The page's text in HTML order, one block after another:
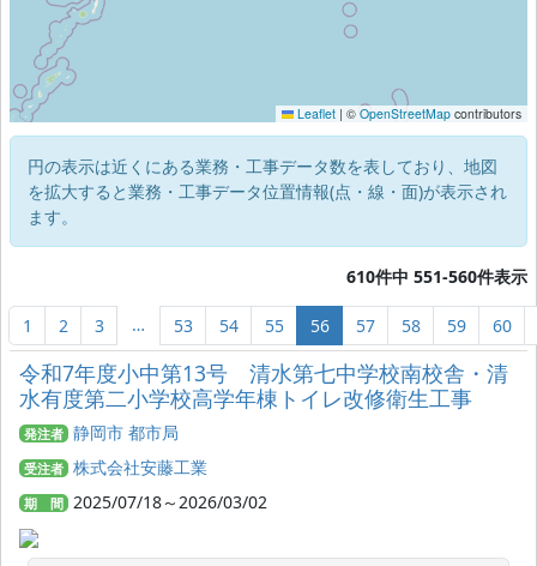
Leaflet | © OpenStreetMap contributors
円の表示は近くにある業務・工事データ数を表しており、地図
を拡大すると業務・工事データ位置情報(点・線・面)が表示され
ます。
610件中 551-560件表示
1 2 3 … 53 54 55 56 57 58 59 60
令和7年度小中第13号 清水第七中学校南校舎・清
水有度第二小学校高学年棟トイレ改修衛生工事
発注者 静岡市 都市局
受注者 株式会社安藤工業
期 間 2025/07/18～2026/03/02